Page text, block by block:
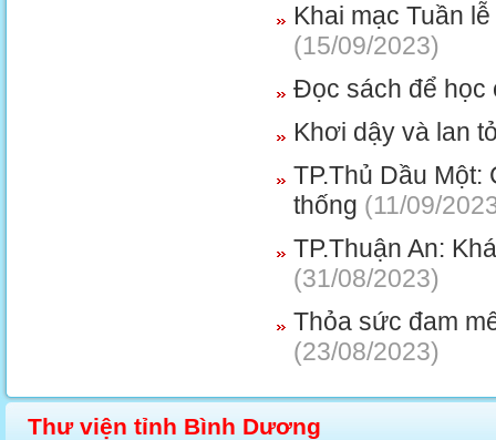
Khai mạc Tuần
(15/09/2023)
Đọc sách để học
Khơi dậy và lan
TP.Thủ Dầu Một:
thống (11/09/
TP.Thuận An:
(31/08/2023)
Thỏa sức đam
(23/08/2023)
Thư viện tỉnh Bình Dương